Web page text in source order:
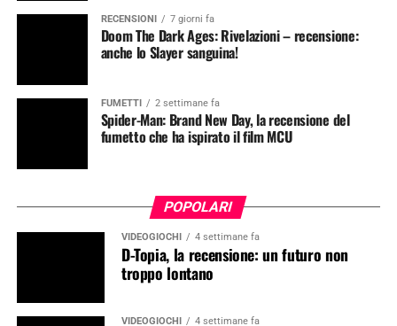
RECENSIONI 7 giorni fa
Doom The Dark Ages: Rivelazioni – recensione:
anche lo Slayer sanguina!
FUMETTI 2 settimane fa
Spider-Man: Brand New Day, la recensione del
fumetto che ha ispirato il film MCU
POPOLARI
VIDEOGIOCHI 4 settimane fa
D-Topia, la recensione: un futuro non
troppo lontano
VIDEOGIOCHI 4 settimane fa